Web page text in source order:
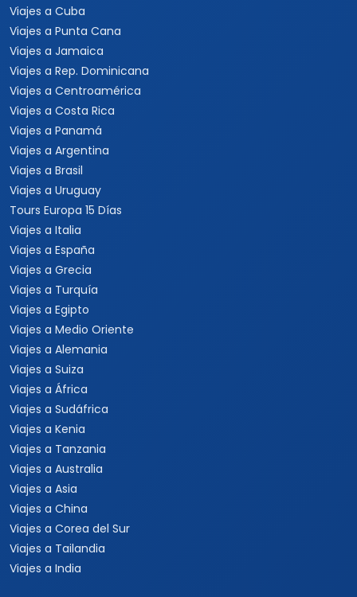
Viajes a Cuba
Viajes a Punta Cana
Viajes a Jamaica
Viajes a Rep. Dominicana
Viajes a Centroamérica
Viajes a Costa Rica
Viajes a Panamá
Viajes a Argentina
Viajes a Brasil
Viajes a Uruguay
Tours Europa 15 Días
Viajes a Italia
Viajes a España
Viajes a Grecia
Viajes a Turquía
Viajes a Egipto
Viajes a Medio Oriente
Viajes a Alemania
Viajes a Suiza
Viajes a África
Viajes a Sudáfrica
Viajes a Kenia
Viajes a Tanzania
Viajes a Australia
Viajes a Asia
Viajes a China
Viajes a Corea del Sur
Viajes a Tailandia
Viajes a India